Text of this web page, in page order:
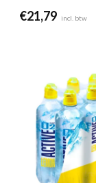
€21,79 incl. btw